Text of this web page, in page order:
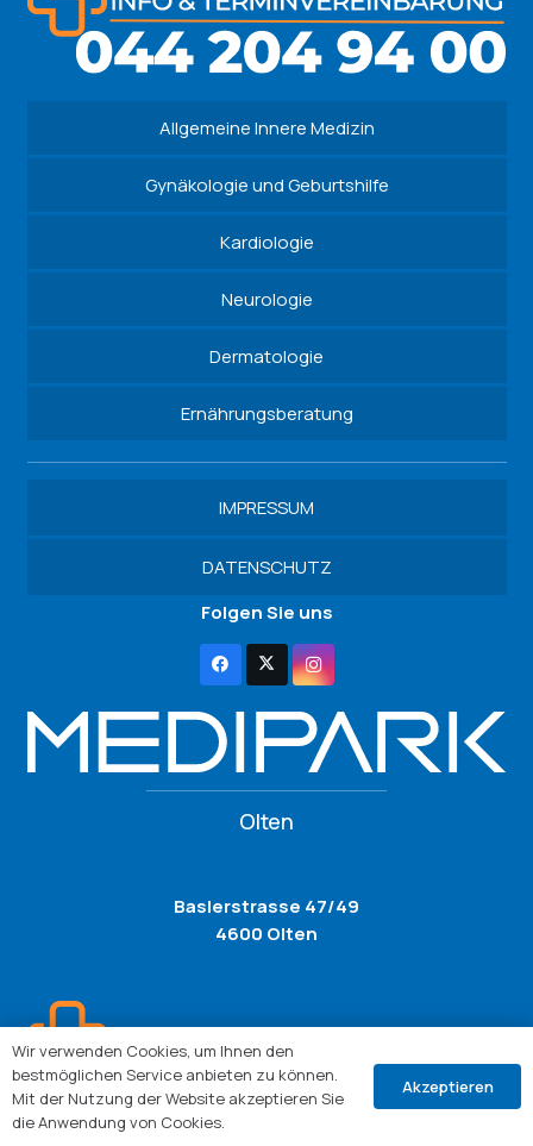
Allgemeine Innere Medizin
Gynäkologie und Geburtshilfe
Kardiologie
Neurologie
Dermatologie
Ernährungsberatung
IMPRESSUM
DATENSCHUTZ
Folgen Sie uns
Olten
Baslerstrasse 47/49
4600 Olten
Wir verwenden Cookies, um Ihnen den
bestmöglichen Service anbieten zu können.
Mit der Nutzung der Website akzeptieren Sie
die Anwendung von Cookies.
Akzeptieren